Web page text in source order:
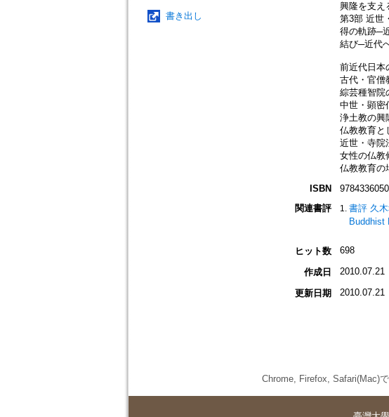
書き出し
興隆を支え
第3部 近世
得の軌跡─
結び─近代
前近代日本
古代・官僧
綜芸種智院
中世・顕密
浄土教の興
仏教教育と
近世・寺院
女性の仏教
仏教教育の
ISBN
関連書評
書評 久
Buddhist
ヒット数 698
作成日 2010.07.21
更新日期 2010.07.21
Chrome, Firefox, Safari(Mac)